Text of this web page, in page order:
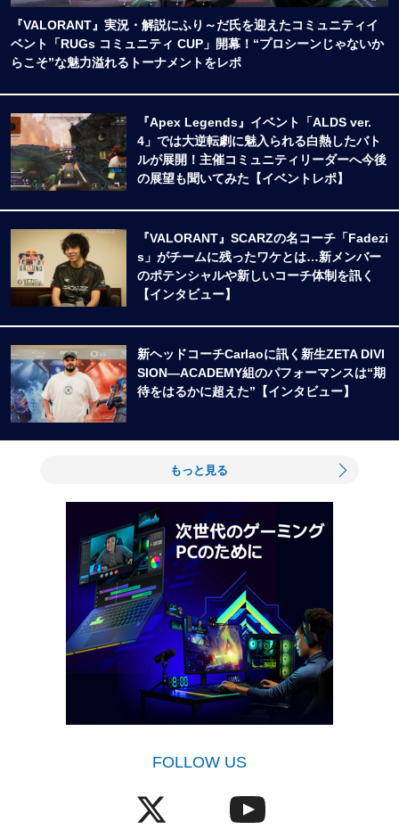
『VALORANT』実況・解説にふり～だ氏を迎えたコミュニティイ
ベント「RUGs コミュニティ CUP」開幕！“プロシーンじゃないか
らこそ”な魅力溢れるトーナメントをレポ
『Apex Legends』イベント「ALDS ver.
4」では大逆転劇に魅入られる白熱したバト
ルが展開！主催コミュニティリーダーへ今後
の展望も聞いてみた【イベントレポ】
『VALORANT』SCARZの名コーチ「Fadezi
s」がチームに残ったワケとは…新メンバー
のポテンシャルや新しいコーチ体制を訊く
【インタビュー】
新ヘッドコーチCarlaoに訊く新生ZETA DIVI
SION―ACADEMY組のパフォーマンスは“期
待をはるかに超えた”【インタビュー】
もっと見る
FOLLOW US